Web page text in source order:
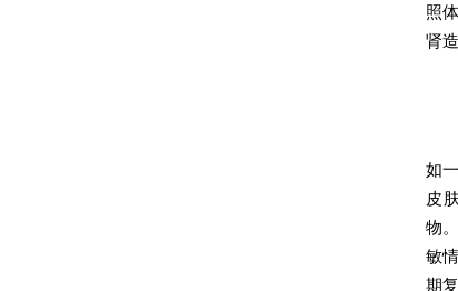
照
肾
如
皮
物
敏
期